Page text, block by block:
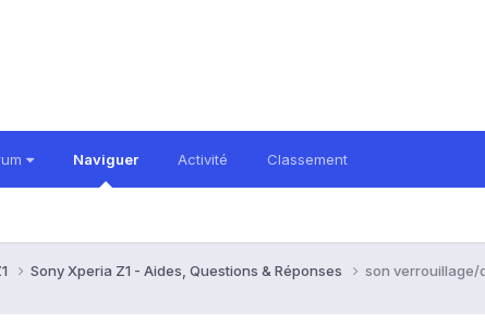
Naviguer Activité Classement
Sony Xperia Z1 - Aides, Questions & Réponses son verrouillage/